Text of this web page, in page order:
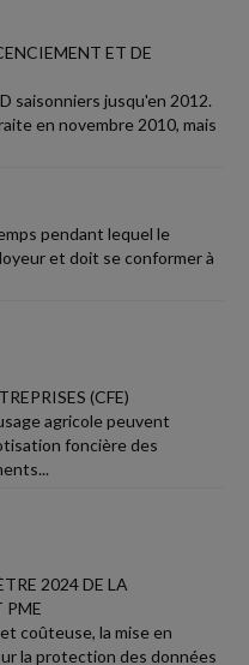
ET DE
saisonniers jusqu'en 2012.
en novembre 2010, mais
pendant lequel le
et doit se conformer à
(CFE)
agricole peuvent
foncière des
2024 DE LA
PME
coûteuse, la mise en
la protection des données